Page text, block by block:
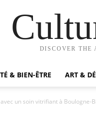
DISCOVER THE
& BIEN-ÊTRE ART &
un soin vitrifiant à Boulogne-